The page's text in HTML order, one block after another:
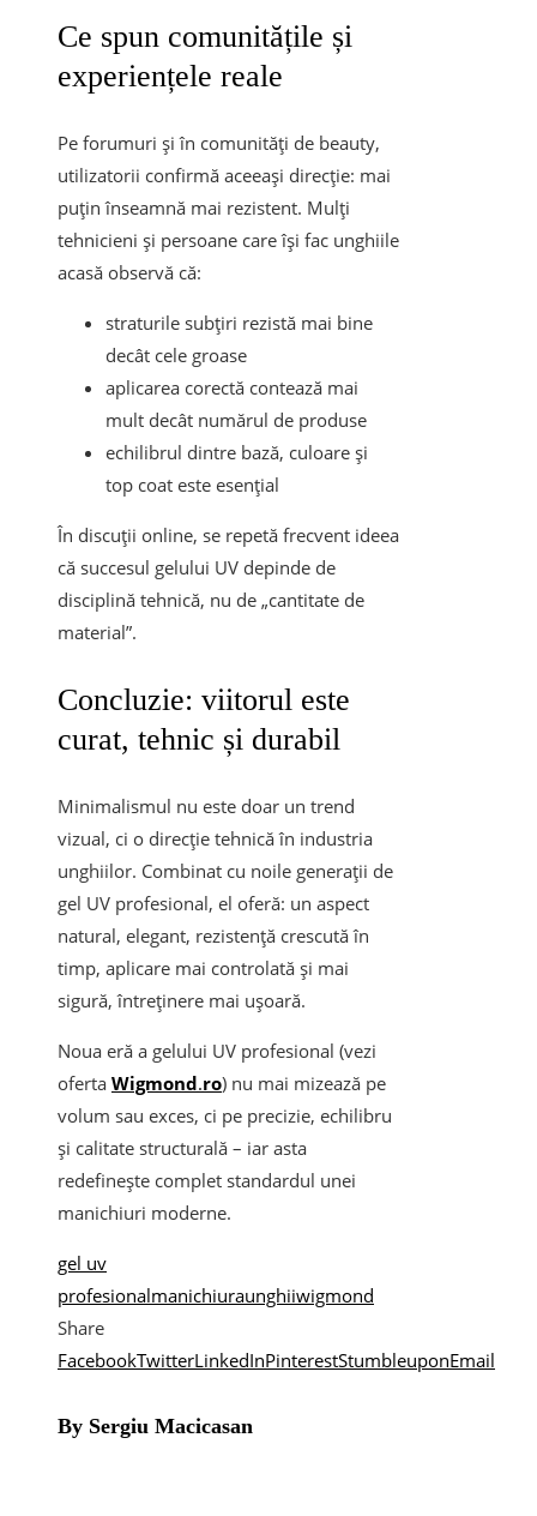
Ce spun comunitățile și
experiențele reale
Pe forumuri și în comunități de beauty,
utilizatorii confirmă aceeași direcție: mai
puțin înseamnă mai rezistent. Mulți
tehnicieni și persoane care își fac unghiile
acasă observă că:
straturile subțiri rezistă mai bine
decât cele groase
aplicarea corectă contează mai
mult decât numărul de produse
echilibrul dintre bază, culoare și
top coat este esențial
În discuții online, se repetă frecvent ideea
că succesul gelului UV depinde de
disciplină tehnică, nu de „cantitate de
material”.
Concluzie: viitorul este
curat, tehnic și durabil
Minimalismul nu este doar un trend
vizual, ci o direcție tehnică în industria
unghiilor. Combinat cu noile generații de
gel UV profesional, el oferă: un aspect
natural, elegant, rezistență crescută în
timp, aplicare mai controlată și mai
sigură, întreținere mai ușoară.
Noua eră a gelului UV profesional (vezi
oferta Wigmond.ro) nu mai mizează pe
volum sau exces, ci pe precizie, echilibru
și calitate structurală – iar asta
redefinește complet standardul unei
manichiuri moderne.
gel uv
profesionalmanichiuraunghiiwigmond
Share
FacebookTwitterLinkedInPinterestStumbleuponEmail
By Sergiu Macicasan